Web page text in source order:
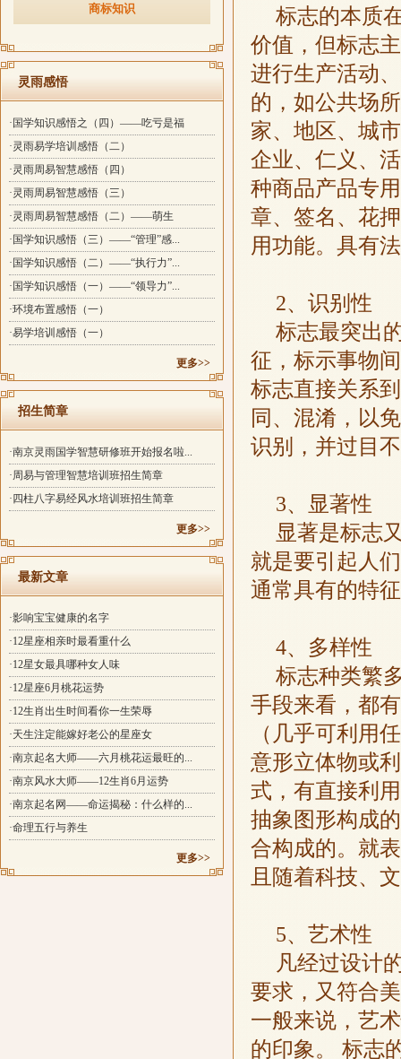
商标知识
灵雨感悟
·国学知识感悟之（四）——吃亏是福
·灵雨易学培训感悟（二）
·灵雨周易智慧感悟（四）
·灵雨周易智慧感悟（三）
·灵雨周易智慧感悟（二）——萌生
·国学知识感悟（三）——“管理”感...
·国学知识感悟（二）——“执行力”...
·国学知识感悟（一）——“领导力”...
·环境布置感悟（一）
·易学培训感悟（一）
更多>>
招生简章
·南京灵雨国学智慧研修班开始报名啦...
·周易与管理智慧培训班招生简章
·四柱八字易经风水培训班招生简章
更多>>
最新文章
·影响宝宝健康的名字
·12星座相亲时最看重什么
·12星女最具哪种女人味
·12星座6月桃花运势
·12生肖出生时间看你一生荣辱
·天生注定能嫁好老公的星座女
·南京起名大师——六月桃花运最旺的...
·南京风水大师——12生肖6月运势
·南京起名网——命运揭秘：什么样的...
·命理五行与养生
更多>>
标志的本质
价值，但标志
进行生产活动
的，如公共场
家、地区、城
企业、仁义、
种商品产品专
章、签名、花
用功能。具有
2、识别性
标志最突出
征，标示事物
标志直接关系
同、混淆，以
识别，并过目
3、显著性
显著是标志
就是要引起人
通常具有的特
4、多样性
标志种类繁
手段来看，都
（几乎可利用
意形立体物或
式，有直接利
抽象图形构成
合构成的。就
且随着科技、
5、艺术性
凡经过设计
要求，又符合
一般来说，艺
的印象。 标志